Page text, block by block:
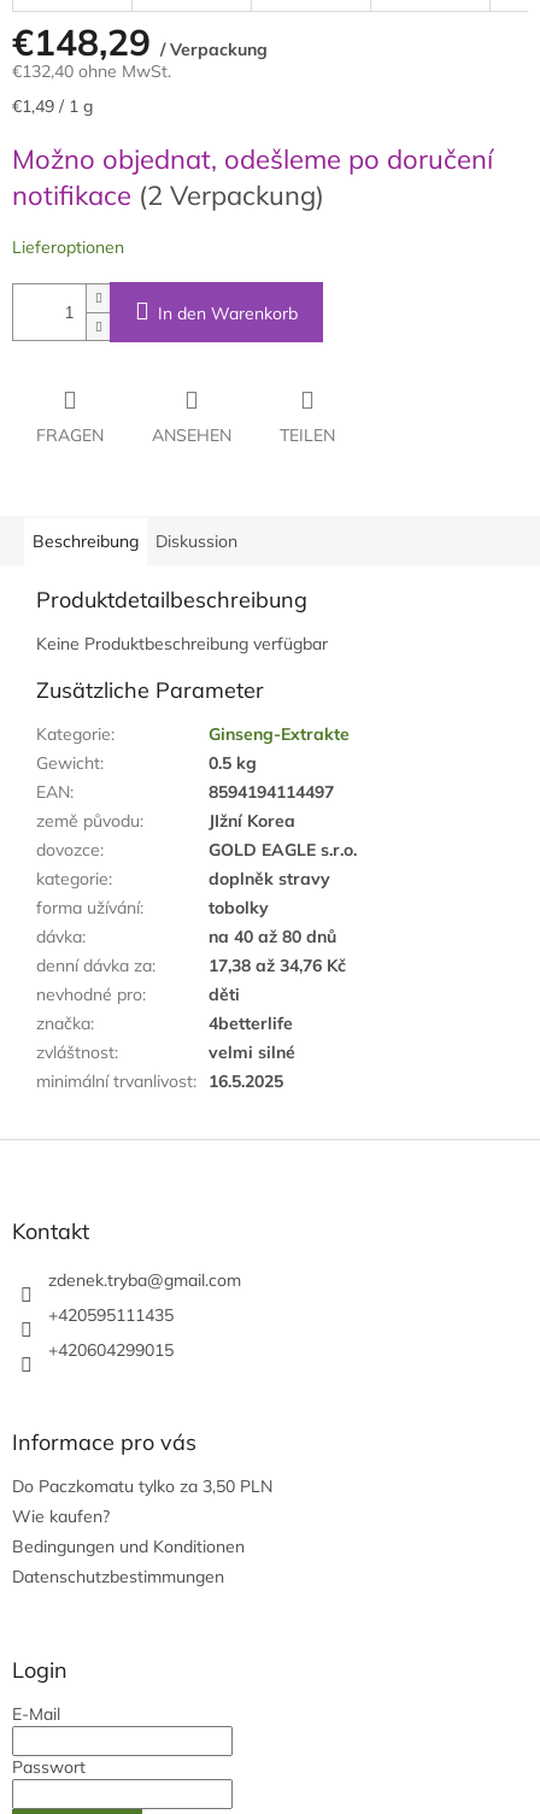
€148,29 / Verpackung
€132,40 ohne MwSt.
Verkaufspreis:
€1,49 / 1 g
Možno objednat, odešleme po doručení
notifikace (2 Verpackung)
Lieferoptionen
In den Warenkorb
FRAGEN ANSEHEN TEILEN
Beschreibung Diskussion
Produktdetailbeschreibung
Keine Produktbeschreibung verfügbar
Zusätzliche Parameter
Kategorie:
Ginseng-Extrakte
Gewicht:
0.5 kg
EAN:
8594194114497
země původu:
JIžní Korea
dovozce:
GOLD EAGLE s.r.o.
kategorie:
doplněk stravy
forma užívání:
tobolky
dávka:
na 40 až 80 dnů
denní dávka za:
17,38 až 34,76 Kč
nevhodné pro:
děti
značka:
4betterlife
zvláštnost:
velmi silné
minimální trvanlivost: 16.5.2025
Kontakt
zdenek.tryba@gmail.com
+420595111435
+420604299015
Informace pro vás
Do Paczkomatu tylko za 3,50 PLN
Wie kaufen?
Bedingungen und Konditionen
Datenschutzbestimmungen
Login
E-Mail
Passwort